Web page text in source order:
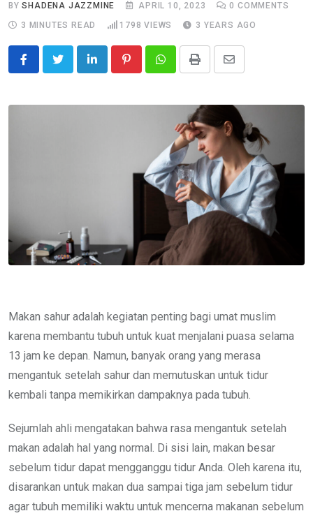
BYSHADENA JAZZMINE APRIL 10, 2023 0 COMMENTS
3 MINUTES READ
1798 VIEWS 3 YEARS AGO
Makan sahur adalah kegiatan penting bagi umat muslim
karena membantu tubuh untuk kuat menjalani puasa selama
13 jam ke depan. Namun, banyak orang yang merasa
mengantuk setelah sahur dan memutuskan untuk tidur
kembali tanpa memikirkan dampaknya pada tubuh.
Sejumlah ahli mengatakan bahwa rasa mengantuk setelah
makan adalah hal yang normal. Di sisi lain, makan besar
sebelum tidur dapat mengganggu tidur Anda. Oleh karena itu,
disarankan untuk makan dua sampai tiga jam sebelum tidur
agar tubuh memiliki waktu untuk mencerna makanan sebelum